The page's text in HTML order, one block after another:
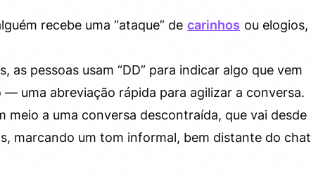
recebe uma “ataque” de carinhos ou elogios,
as pessoas usam “DD” para indicar algo que vem
uma abreviação rápida para agilizar a conversa.
meio a uma conversa descontraída, que vai desde
marcando um tom informal, bem distante do chat